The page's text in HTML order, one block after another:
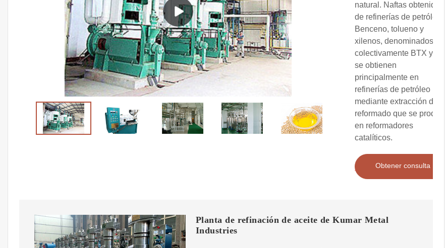
natural. Naftas obtenidas
de refinerías de petróleo.
Benceno, tolueno y
xilenos, denominados
colectivamente BTX y que
se obtienen
principalmente en
refinerías de petróleo
mediante extracción del
reformado que se produce
en reformadores
catalíticos.
Obtener consulta
Planta de refinación de aceite de Kumar Metal
Industries